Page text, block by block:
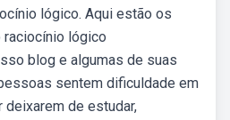
lógico. Aqui estão os
lógico
blog e algumas de suas
sentem dificuldade em
de estudar,